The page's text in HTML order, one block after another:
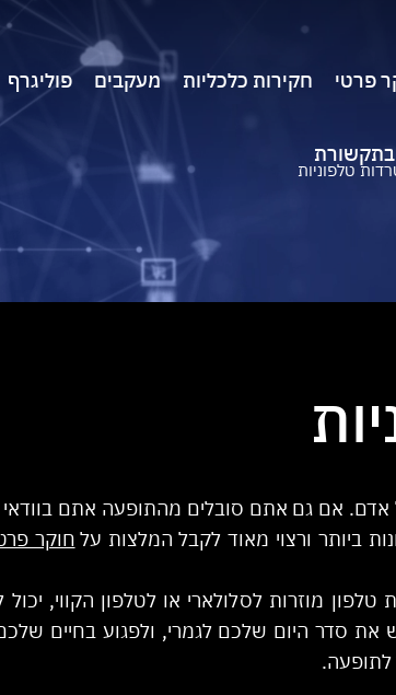
פרטי חקירות כלכליות מעקבים פוליגרף
בתקשורת
טלפוניות
אדם. אם גם אתם סובלים מהתופעה אתם
ביותר ורצוי מאוד לקבל המלצות על חוקר
מוזרות לסלולארי או לטלפון הקווי,
את סדר היום שלכם לגמרי, ולפגוע בחיים
לתופעה.